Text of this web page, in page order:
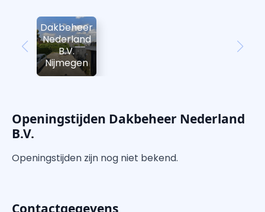
Dakbeheer
Nederland
B.V.
Nijmegen
Openingstijden Dakbeheer Nederland
B.V.
Openingstijden zijn nog niet bekend.
Contactgegevens